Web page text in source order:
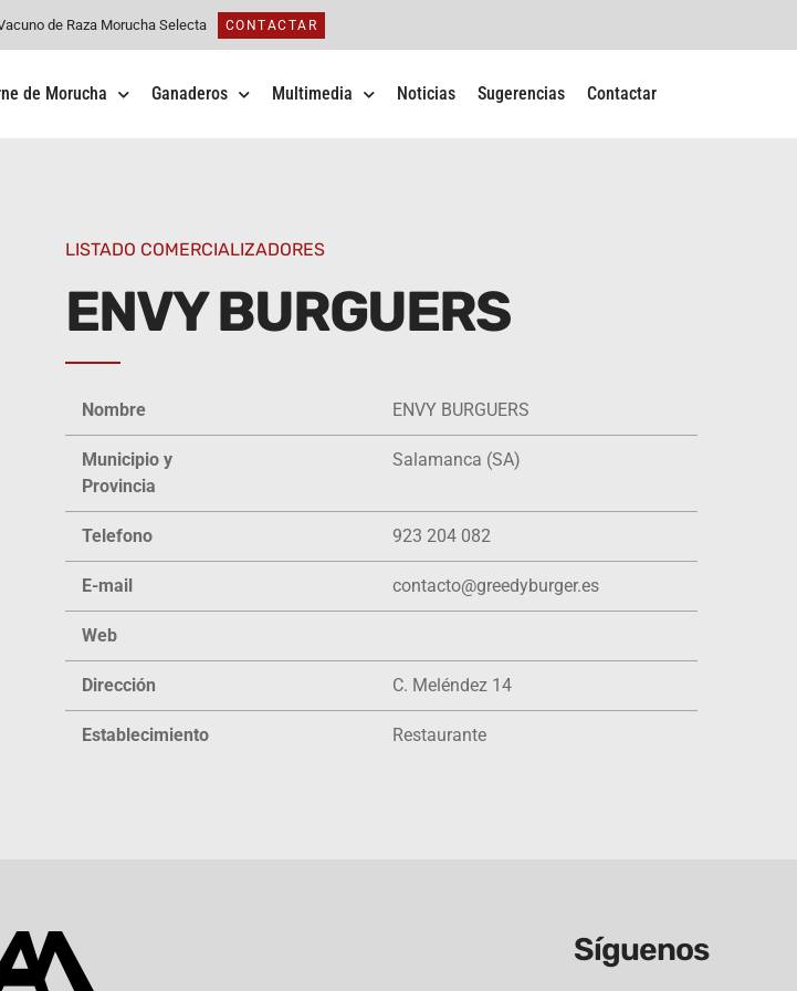
de Raza Morucha Selecta CONTACTAR
de Morucha Ganaderos Multimedia Noticias Sugerencias Contactar
LISTADO COMERCIALIZADORES
ENVY BURGUERS
Nombre ENVY BURGUERS
Municipio y
Provincia
Salamanca (SA)
Telefono 923 204 082
E-mail contacto@greedyburger.es
Web
Dirección C. Meléndez 14
Establecimiento Restaurante
Síguenos